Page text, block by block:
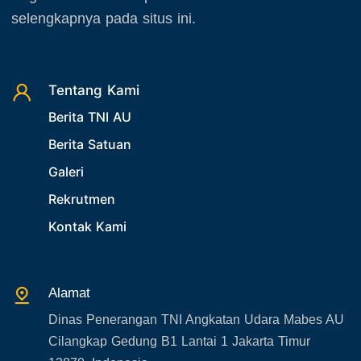
23. Operasi TNI
26. Agenda Yasarini
27. Politik
28. Bukan Berita TNI AU
29. Akademik
30. Organisasi TNI
31. SPAM
34. Agenda Kabupaten/Kota
35. Gangguan bandara
November 2025
selengkapnya pada situs ini.
Tentang Kami
Berita TNI AU
Berita Satuan
Galeri
Rekrutmen
Kontak Kami
Alamat
Dinas Penerangan TNI Angkatan Udara Mabes AU
Cilangkap Gedung B1 Lantai 1 Jakarta Timur